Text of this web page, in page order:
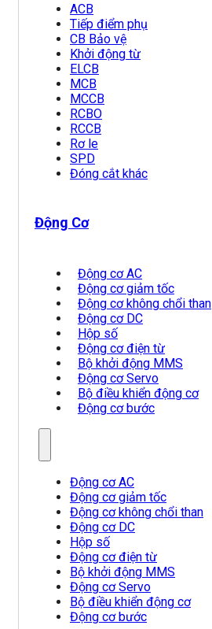
ACB
Tiếp điểm phụ
CB Bảo vệ
Khởi động từ
ELCB
MCB
MCCB
RCBO
RCCB
Rơ le
SPD
Đóng cắt khác
Động Cơ
Động cơ AC
Động cơ giảm tốc
Động cơ không chổi than
Động cơ DC
Hộp số
Động cơ điện từ
Bộ khởi động MMS
Động cơ Servo
Bộ điều khiển động cơ
Động cơ bước
Động cơ AC
Động cơ giảm tốc
Động cơ không chổi than
Động cơ DC
Hộp số
Động cơ điện từ
Bộ khởi động MMS
Động cơ Servo
Bộ điều khiển động cơ
Động cơ bước